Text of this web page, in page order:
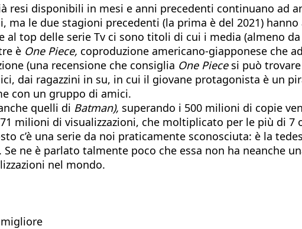
disponibili in mesi e anni precedenti continuano ad
ma le due stagioni precedenti (la prima è del 2021)
al top delle serie Tv ci sono titoli di cui i media (almeno
è One Piece, coproduzione americano-giapponese che
(una recensione che consiglia One Piecesi può
dai ragazzini in su, in cui il giovane protagonista è un
con un gruppo di amici.
quelli di Batman), superando i 500 milioni di copie
milioni di visualizzazioni, che moltiplicato per le più di
c’è una serie da noi praticamente sconosciuta: è la
ne è parlato talmente poco che essa non ha neanche
nel mondo.